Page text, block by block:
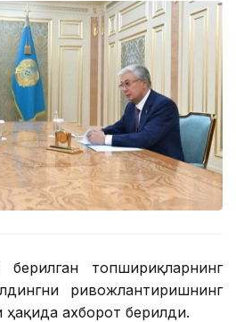
берилган топшириқларнинг
ривожлантиришнинг
ахборот берилди.